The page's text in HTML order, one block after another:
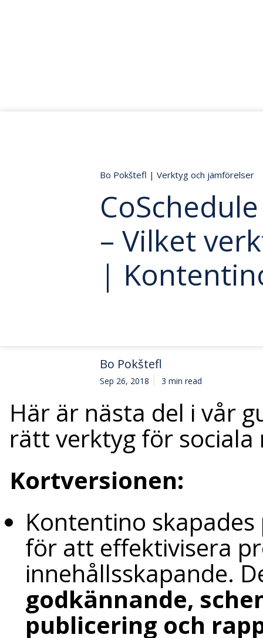
Bo Pokštefl | Verktyg och jämförelser
– Vilket
|
Bo Pokštefl
Sep 26, 2018 3 min read
Här är nästa del i vår
rätt verktyg för sociala
Kortversionen:
Kontentino
för att effektivisera
innehållsskapande.
godkännande,
publicering och